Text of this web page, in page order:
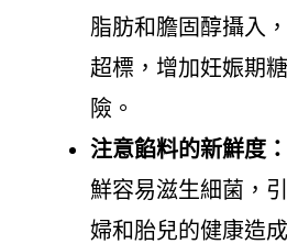
脂肪和膽固醇攝入
超標，增加妊娠期
險。
注意餡料的新鮮度：
鮮容易滋生細菌，
婦和胎兒的健康造